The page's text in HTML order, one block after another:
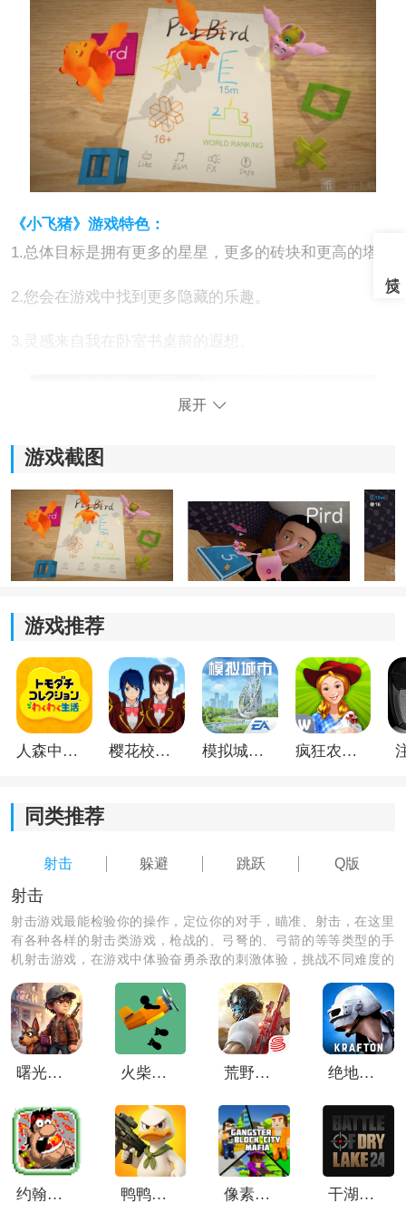
《小飞猪》游戏特色：
1.总体目标是拥有更多的星星，更多的砖块和更高的塔。
2.您会在游戏中找到更多隐藏的乐趣。
3.灵感来自我在卧室书桌前的遐想。
《小飞猪》游戏亮点：
他飞猪的位置和功率分布。
3.两种陀螺仪模式，通过倾斜设备可以提供更精确的拍摄
和更多的自由飞行控制。
《小飞猪》玩法攻略｜新手快速上手思路
整体属于轻操作飞行闯关类型玩法，核心体验在于“飞行
控制 + 节奏躲避 + 场景互动”。刚进入游戏时建议先熟悉
基础移动方式，不要急着追求高难度操作，先把飞行稳
1.基础操作优先练习：刚开始重点放在飞行方向控制和高
度调整，避免频繁冲刺导致失控，保持稳定移动节奏更
重要。
展开
游戏截图
游戏推荐
人森中文版 樱花校园模拟器1.048.00中文版 模拟城市我是巿长联机版 疯狂农场3美国派19
同类推荐
射击 躲避 跳跃 Q版
射击
射击游戏最能检验你的操作，定位你的对手，瞄准、射击，在这里
有各种各样的射击类游戏，枪战的、弓弩的、弓箭的等等类型的手
机射击游戏，在游戏中体验奋勇杀敌的刺激体验，挑战不同难度的
曙光纪元手游 火柴人战机轰炸 荒野行动国际服 绝地求生未来之役测试服
约翰曼波手机版 鸭鸭生存中文版 像素帮派 干湖战役24